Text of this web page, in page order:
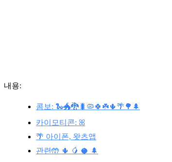
내용:
콤보: 🐍🐲🐉🐛🦠🍀☘️🌵🌴🌳🌲
카이모티콘: ꕤ
🌴 아이폰, 왓츠앱
관련🤲 🌵 🥭 🥥 🌲